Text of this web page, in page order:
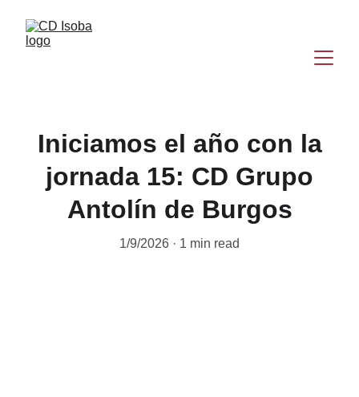
Iniciamos el año con la
jornada 15: CD Grupo
Antolín de Burgos
1/9/2026 1 min read